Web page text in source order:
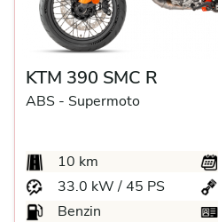
KTM 390 SMC R
ABS - Supermoto
10 km
33.0 kW / 45 PS
Benzin